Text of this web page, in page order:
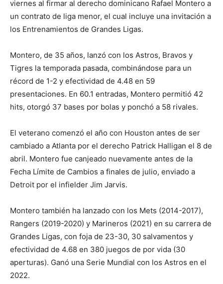
viernes al firmar al derecho dominicano Rafael Montero a
un contrato de liga menor, el cual incluye una invitación a
los Entrenamientos de Grandes Ligas.
Montero, de 35 años, lanzó con los Astros, Bravos y
Tigres la temporada pasada, combinándose para un
récord de 1-2 y efectividad de 4.48 en 59
presentaciones. En 60.1 entradas, Montero permitió 42
hits, otorgó 37 bases por bolas y ponchó a 58 rivales.
El veterano comenzó el año con Houston antes de ser
cambiado a Atlanta por el derecho Patrick Halligan el 8 de
abril. Montero fue canjeado nuevamente antes de la
Fecha Límite de Cambios a finales de julio, enviado a
Detroit por el infielder Jim Jarvis.
Montero también ha lanzado con los Mets (2014-2017),
Rangers (2019-2020) y Marineros (2021) en su carrera de
Grandes Ligas, con foja de 23-30, 30 salvamentos y
efectividad de 4.68 en 380 juegos de por vida (30
aperturas). Ganó una Serie Mundial con los Astros en el
2022.